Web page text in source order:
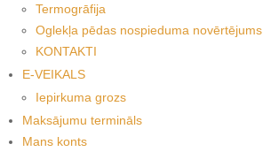
Termogrāfija
Oglekļa pēdas nospieduma novērtējums
KONTAKTI
E-VEIKALS
Iepirkuma grozs
Maksājumu termināls
Mans konts